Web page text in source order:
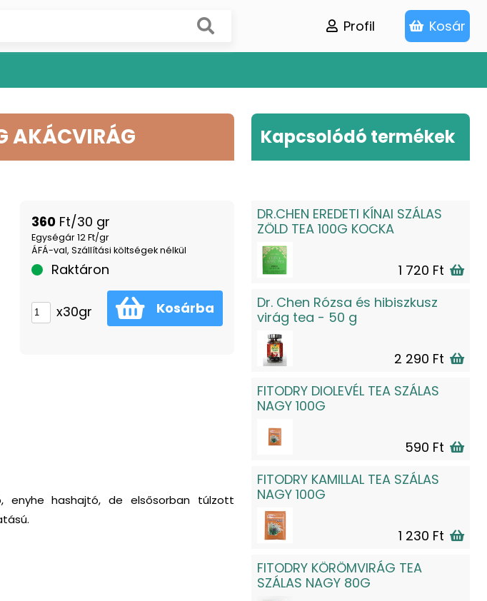
Profil Kosár
AKÁCVIRÁG
360 Ft/30 gr
Egységár 12 Ft/gr
ÁFÁ-val, Szállítási költségek nélkül
Raktáron
x30gr Kosárba
enyhe hashajtó, de elsősorban túlzott
Kapcsolódó termékek
DR.CHEN EREDETI KÍNAI SZÁLAS
ZÖLD TEA 100G KOCKA
1 720 Ft
Dr. Chen Rózsa és hibiszkusz
virág tea - 50 g
2 290 Ft
FITODRY DIOLEVÉL TEA SZÁLAS
NAGY 100G
590 Ft
FITODRY KAMILLAL TEA SZÁLAS
NAGY 100G
1 230 Ft
FITODRY KÖRÖMVIRÁG TEA
SZÁLAS NAGY 80G